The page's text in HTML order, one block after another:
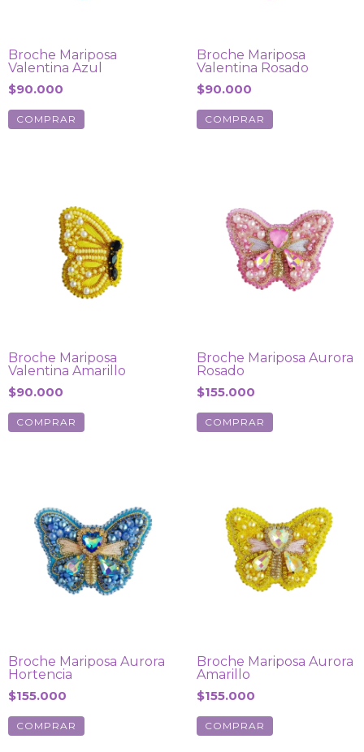
Broche Mariposa
Valentina Azul
$90.000
Broche Mariposa
Valentina Rosado
$90.000
Broche Mariposa
Valentina Amarillo
$90.000
Broche Mariposa Aurora
Rosado
$155.000
Broche Mariposa Aurora
Hortencia
$155.000
Broche Mariposa Aurora
Amarillo
$155.000